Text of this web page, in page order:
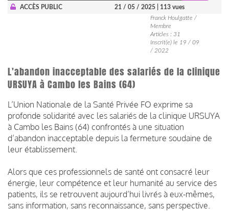
ACCÈS PUBLIC 21 / 05 / 2025
| 113 vues
Franck Houlgatte /
Membre
Articles : 31
Inscrit(e) le 19 / 09
/ 2022
L'abandon inacceptable des salariés de la clinique
URSUYA à Cambo les Bains (64)
L’Union Nationale de la Santé Privée FO exprime sa
profonde solidarité avec les salariés de la clinique URSUYA
à Cambo les Bains (64) confrontés à une situation
d’abandon inacceptable depuis la fermeture soudaine de
leur établissement.
Alors que ces professionnels de santé ont consacré leur
énergie, leur compétence et leur humanité au service des
patients, ils se retrouvent aujourd’hui livrés à eux-mêmes,
sans information, sans reconnaissance, sans perspective.